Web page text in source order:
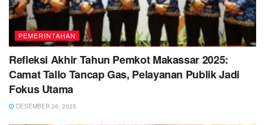
PEMERINTAHAN
Refleksi Akhir Tahun Pemkot Makassar 2025:
Camat Tallo Tancap Gas, Pelayanan Publik Jadi
Fokus Utama
DESEMBER 26, 2025